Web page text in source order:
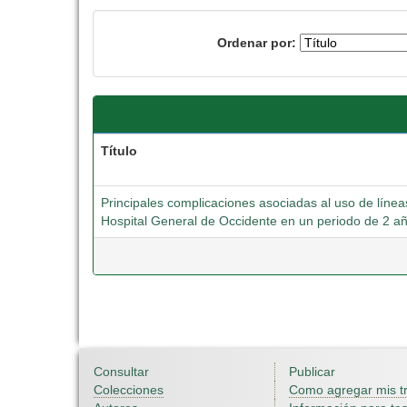
Ordenar por:
Título
Principales complicaciones asociadas al uso de
Hospital General de Occidente en un periodo de 2
Consultar
Colecciones
Publicar
Como agregar mis